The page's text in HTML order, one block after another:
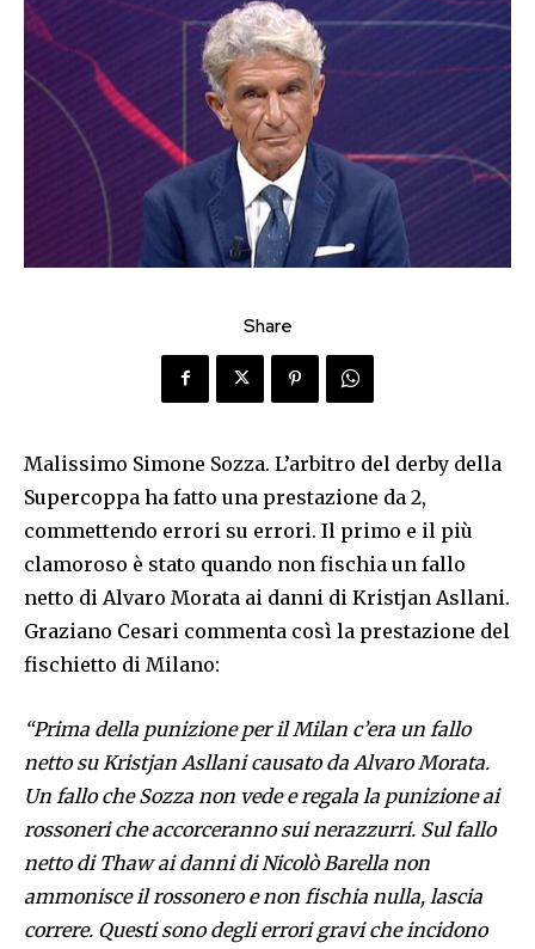
Share
Malissimo Simone Sozza. L’arbitro del derby della
Supercoppa ha fatto una prestazione da 2,
commettendo errori su errori. Il primo e il più
clamoroso è stato quando non fischia un fallo
netto di Alvaro Morata ai danni di Kristjan Asllani.
Graziano Cesari commenta così la prestazione del
fischietto di Milano:
“Prima della punizione per il Milan c’era un fallo
netto su Kristjan Asllani causato da Alvaro Morata.
Un fallo che Sozza non vede e regala la punizione ai
rossoneri che accorceranno sui nerazzurri. Sul fallo
netto di Thaw ai danni di Nicolò Barella non
ammonisce il rossonero e non fischia nulla, lascia
correre. Questi sono degli errori gravi che incidono